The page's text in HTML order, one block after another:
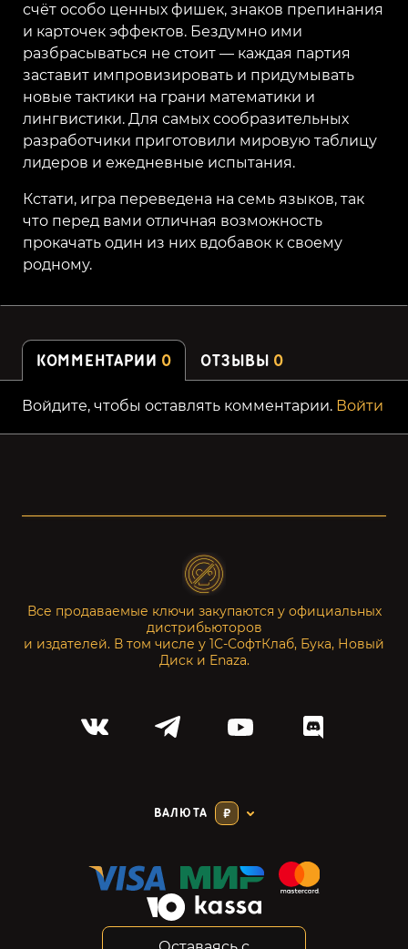
счёт особо ценных фишек, знаков препинания
и карточек эффектов. Бездумно ими
разбрасываться не стоит — каждая партия
заставит импровизировать и придумывать
новые тактики на грани математики и
лингвистики. Для самых сообразительных
разработчики приготовили мировую таблицу
лидеров и ежедневные испытания.
Кстати, игра переведена на семь языков, так
что перед вами отличная возможность
прокачать один из них вдобавок к своему
родному.
КОММЕНТАРИИ 0 ОТЗЫВЫ 0
Войдите, чтобы оставлять комментарии. Войти
Все продаваемые ключи закупаются у официальных
дистрибьюторов
и издателей. В том числе у 1С-СофтКлаб, Бука, Новый
Диск и Enaza.
ВАЛЮТА ₽